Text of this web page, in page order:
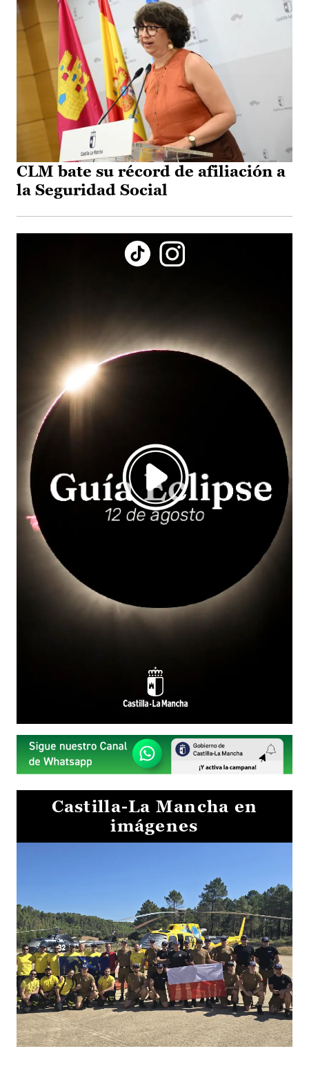
CLM bate su récord de afiliación a
la Seguridad Social
Castilla-La Mancha en
imágenes